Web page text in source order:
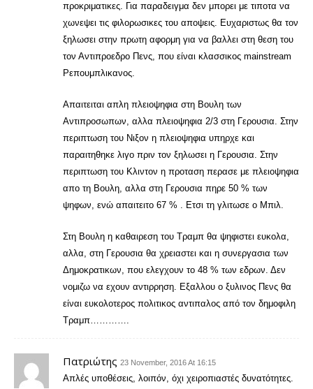
προκριματικες. Για παραδειγμα δεν μπορει με τιποτα να
χωνεψει τις φιλορωσικες του αποψεις. Ευχαριστως θα τον
ξηλωσει στην πρωτη αφορμη για να βαλλει στη θεση του
τον Αντιπροεδρο Πενς, που είναι κλασσικος mainstream
Ρεπουμπλικανος.
Απαιτειται απλη πλειοψηφια στη Βουλη των
Αντιπροσωπων, αλλα πλειοψηφια 2/3 στη Γερουσια. Στην
περιπτωση του Νιξον η πλειοψηφια υπηρχε και
παραιτηθηκε λιγο πριν τον ξηλωσει η Γερουσια. Στην
περιπτωση του Κλιντον η προταση περασε με πλειοψηφια
απο τη Βουλη, αλλα στη Γερουσια πηρε 50 % των
ψηφων, ενώ απαιτειτο 67 % . Ετσι τη γλιτωσε ο Μπιλ.
Στη Βουλη η καθαιρεση του Τραμπ θα ψηφιστει ευκολα,
αλλα, στη Γερουσια θα χρειαστει και η συνεργασια των
Δημοκρατικων, που ελεγχουν το 48 % των εδρων. Δεν
νομιζω να εχουν αντιρρηση. Εξαλλου ο ξυλινος Πενς θα
είναι ευκολοτερος πολιτικος αντιπαλος από τον δημοφιλη
Τραμπ………….
Πατριώτης 23 November, 2016 At 16:15
Απλές υποθέσεις, λοιπόν, όχι χειροπιαστές δυνατότητες.